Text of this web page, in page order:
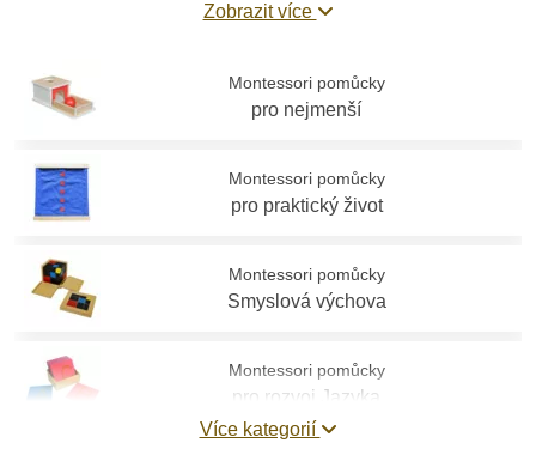
správně vybírat Montessori pomůcky
Zobrazit více
Montessori pomůcky
pro nejmenší
Montessori pomůcky
pro praktický život
Montessori pomůcky
Smyslová výchova
Montessori pomůcky
pro rozvoj Jazyka
Více kategorií